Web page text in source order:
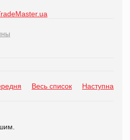
Весь список Наступна